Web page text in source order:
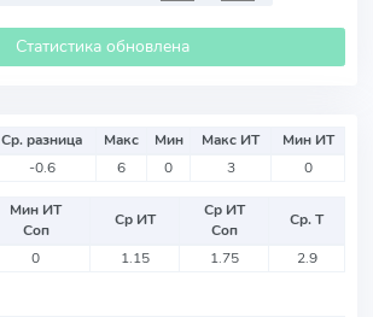
Статистика обновлена
Ср. разница Макс Мин Макс ИТ
Мин ИТ
-0.6 6 0 3 0
Мин ИТ
Соп
Ср ИТ
Ср ИТ
Соп
Ср. Т
0 1.15 1.75 2.9